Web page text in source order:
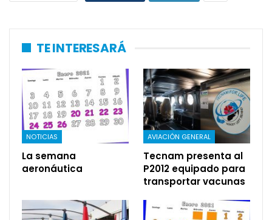
TE INTERESARÁ
NOTICIAS
La semana
aeronáutica
AVIACIÓN GENERAL
Tecnam presenta al
P2012 equipado para
transportar vacunas